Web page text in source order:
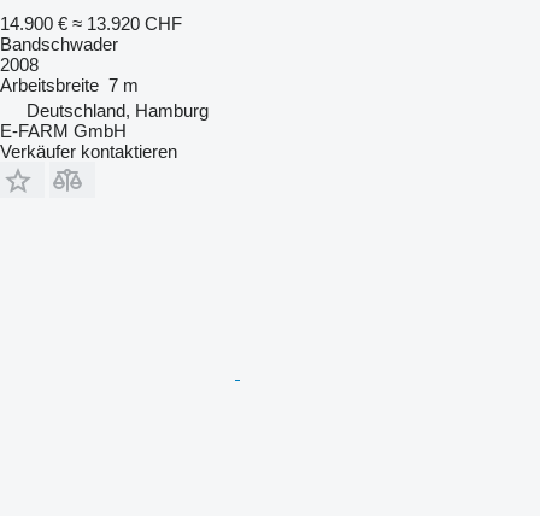
14.900 € ≈ 13.920 CHF
Bandschwader
2008
Arbeitsbreite 7 m
Deutschland, Hamburg
E-FARM GmbH
Verkäufer kontaktieren